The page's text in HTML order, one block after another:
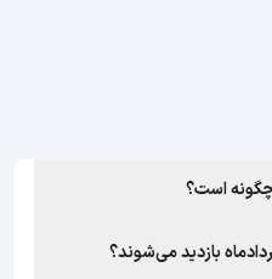
چگونه است؟
بازدید می‌شوند؟